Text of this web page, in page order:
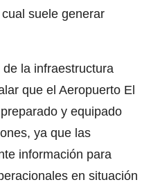
suele generar
la infraestructura
que el Aeropuerto El
y equipado
ya que las
información para
en situación